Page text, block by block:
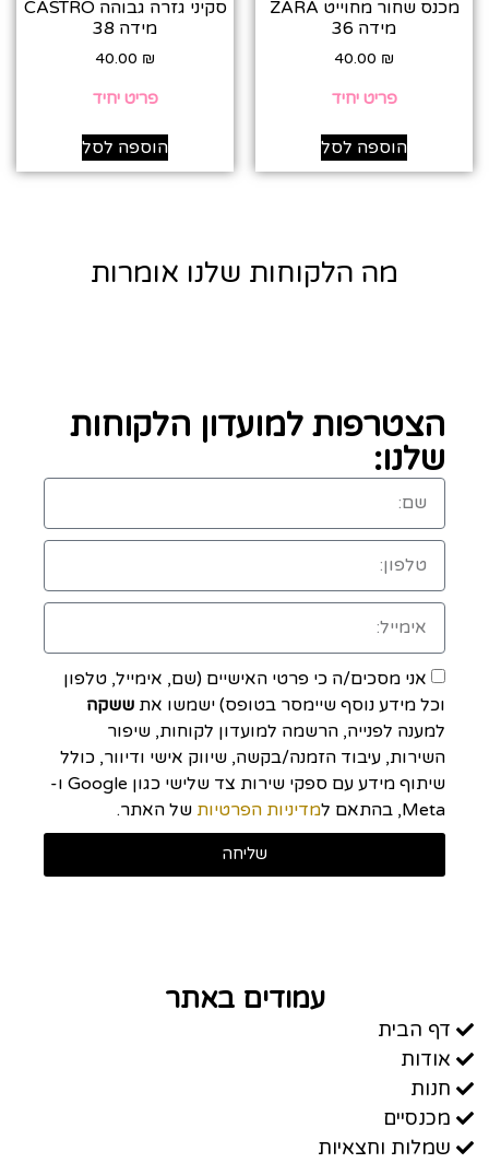
מכנס שחור מחוייט ZARA
מידה 36
40.00 ₪
פריט יחיד
הוספה לסל
סקיני גזרה גבוהה CASTRO
מידה 38
40.00 ₪
פריט יחיד
הוספה לסל
מה הלקוחות שלנו אומרות
הצטרפות למועדון הלקוחות
שלנו:
אני מסכים/ה כי פרטי האישיים (שם, אימייל, טלפון
וכל מידע נוסף שיימסר בטופס) ישמשו את ששקה
למענה לפנייה, הרשמה למועדון לקוחות, שיפור
השירות, עיבוד הזמנה/בקשה, שיווק אישי ודיוור, כולל
שיתוף מידע עם ספקי שירות צד שלישי כגון Google ו-
Meta, בהתאם ל
מדיניות הפרטיות של האתר.
שליחה
עמודים באתר
דף הבית
אודות
חנות
מכנסיים
שמלות וחצאיות